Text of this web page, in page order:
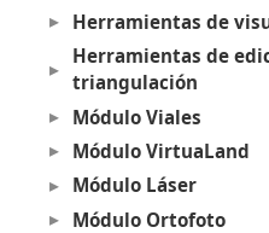
Herramientas de
Herramientas de
triangulación
Módulo Viales
Módulo VirtuaLand
Módulo Láser
Módulo Ortofoto